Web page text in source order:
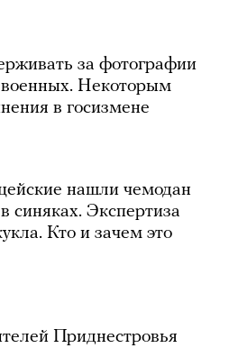
за фотографии
военных. Некоторым
в госизмене
нашли чемодан
Экспертиза
Кто и зачем это
Приднестровья